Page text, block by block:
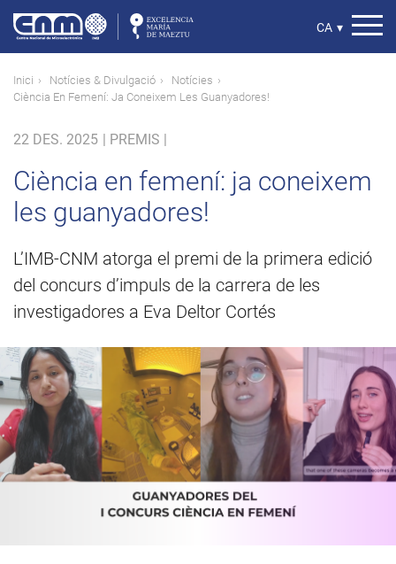
contingut
Select
CA ▾
Fil
d'ariadna
Inici Notícies & Divulgació
Notícies
Ciència En Femení: Ja Coneixem Les Guanyadores!
22 DES. 2025 | PREMIS |
Ciència en femení: ja coneixem
les guanyadores!
L’IMB-CNM atorga el premi de la primera edició
del concurs d’impuls de la carrera de les
investigadores a Eva Deltor Cortés